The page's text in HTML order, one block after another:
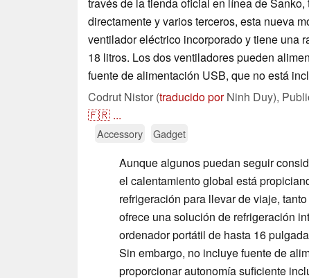
directamente y varios terceros, esta nueva
ventilador eléctrico incorporado y tiene una
18 litros. Los dos ventiladores pueden
fuente de alimentación USB, que no está
Codrut Nistor (traducido porNinh Duy),
🇫🇷 ...
Accessory Gadget
Aunque algunos puedan seguir
el calentamiento global está
refrigeración para llevar de viaje,
ofrece una solución de refrigeración
ordenador portátil de hasta 16
Sin embargo, no incluye fuente de
proporcionar autonomía suficiente